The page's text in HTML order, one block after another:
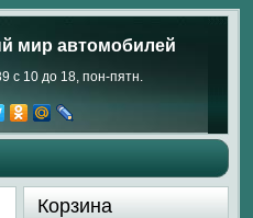
мир автомобилей
с 10 до 18, пон-пятн.
Корзина